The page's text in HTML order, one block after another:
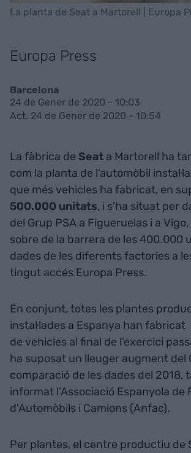
La planta de Seat a Martorell | Europa
Europa Press
Barcelona
24 de Gener de 2020 - 10:03
Act. 24 de Gener de 2020 - 10:54
La fàbrica de Seat a Martorell ha
com la planta de l'automòbil
que més vehicles ha fabricat, en
500.000 unitats, i s'ha situat per
del Grup PSA a Figueruelas i a
sobre de la barrera de les 400.000
dades de les diferents factories a
tingut accés Europa Press.
En conjunt, totes les plantes
instal·lades a Espanya han
de vehicles al final de l'exercici
ha suposat un lleuger augment del
comparació de les dades del 2018,
informat l'Associació Espanyola de
d'Automòbils i Camions (Anfac).
Per plantes, el centre productiu de